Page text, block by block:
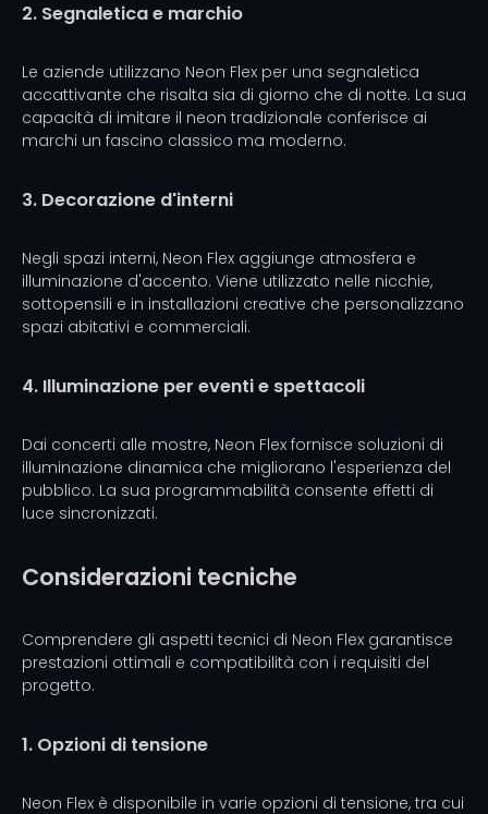
2. Segnaletica e marchio
Le aziende utilizzano Neon Flex per una segnaletica
accattivante che risalta sia di giorno che di notte. La sua
capacità di imitare il neon tradizionale conferisce ai
marchi un fascino classico ma moderno.
3. Decorazione d'interni
Negli spazi interni, Neon Flex aggiunge atmosfera e
illuminazione d'accento. Viene utilizzato nelle nicchie,
sottopensili e in installazioni creative che personalizzano
spazi abitativi e commerciali.
4. Illuminazione per eventi e spettacoli
Dai concerti alle mostre, Neon Flex fornisce soluzioni di
illuminazione dinamica che migliorano l'esperienza del
pubblico. La sua programmabilità consente effetti di
luce sincronizzati.
Considerazioni tecniche
Comprendere gli aspetti tecnici di Neon Flex garantisce
prestazioni ottimali e compatibilità con i requisiti del
progetto.
1. Opzioni di tensione
Neon Flex è disponibile in varie opzioni di tensione, tra cui